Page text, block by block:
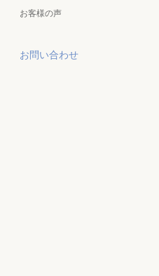
お客様の声
お問い合わせ